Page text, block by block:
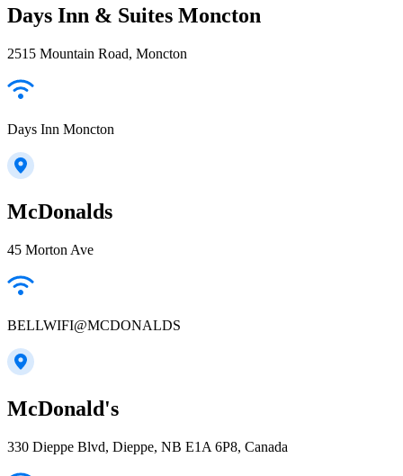
Days Inn & Suites Moncton
2515 Mountain Road, Moncton
Days Inn Moncton
McDonalds
45 Morton Ave
BELLWIFI@MCDONALDS
McDonald's
330 Dieppe Blvd, Dieppe, NB E1A 6P8, Canada